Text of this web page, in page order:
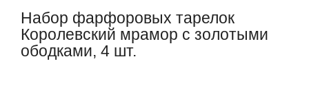
Набор фарфоровых тарелок
Королевский мрамор с золотыми
ободками, 4 шт.